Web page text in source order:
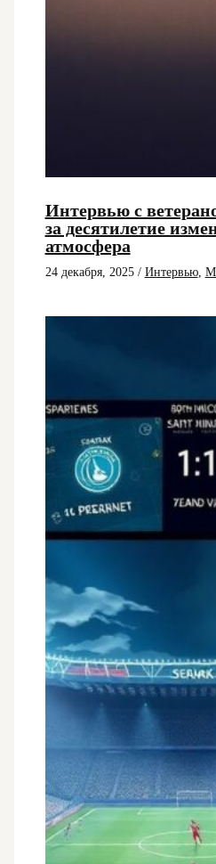
Интервью с
за десятилетие
атмосфера
24 декабря, 2025 / Интервью,